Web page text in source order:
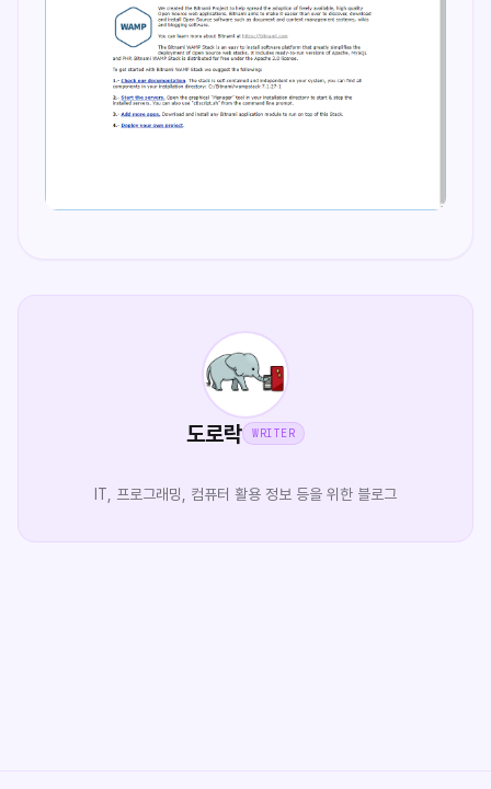
도로락 WRITER
IT, 프로그래밍, 컴퓨터 활용 정보 등을 위한 블로그